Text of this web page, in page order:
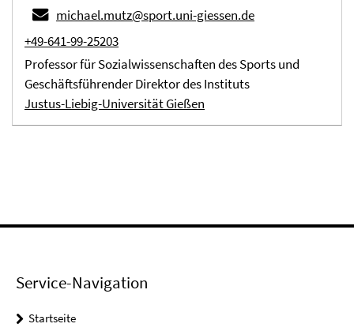
michael.mutz@sport.uni-giessen.de
+49-641-99-25203
Professor für Sozialwissenschaften des Sports und
Geschäftsführender Direktor des Instituts
Justus-Liebig-Universität Gießen
Service-Navigation
Startseite